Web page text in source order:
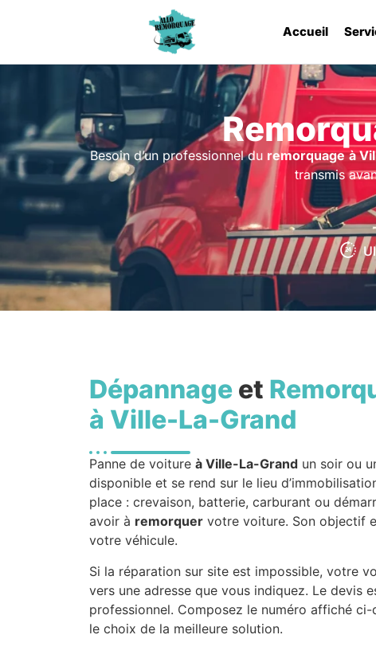
Accueil
Besoin d’un professionnel du remorquage à
transmis
Dépannage et
à Ville-La-Grand
Panne de voiture à Ville-La-Grand un soir ou
disponible et se rend sur le lieu
place : crevaison, batterie, carburant ou
avoir à remorquer votre voiture. Son objectif
votre véhicule.
Si la réparation sur site est impossible, votre
vers une adresse que vous indiquez. Le devis
professionnel. Composez le numéro affiché
le choix de la meilleure solution.